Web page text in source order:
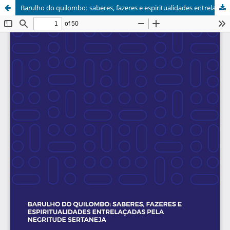
Barulho do quilombo: saberes, fazeres e espiritualidades entrelaçadas pela negritude sertaneja